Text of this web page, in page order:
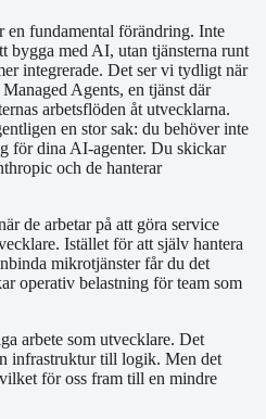
fundamental förändring. Inte
bygga med AI, utan tjänsterna runt
integrerade. Det ser vi tydligt när
Agents, en tjänst där
arbetsflöden åt utvecklarna.
en stor sak: du behöver inte
för dina AI-agenter. Du skickar
och de hanterar
de arbetar på att göra service
Istället för att själv hantera
mikrotjänster får du det
operativ belastning för team som
arbete som utvecklare. Det
infrastruktur till logik. Men det
för oss fram till en mindre